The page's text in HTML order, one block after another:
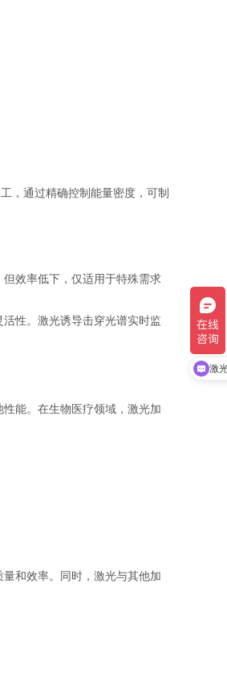
，通过精确控制能量密度，可制
效率低下，仅适用于特殊需求
性。激光诱导击穿光谱实时监
能。在生物医疗领域，激光加
和效率。同时，激光与其他加
激